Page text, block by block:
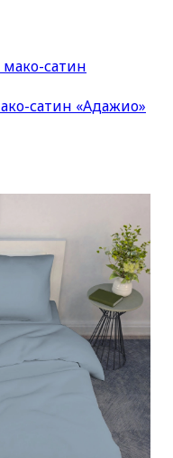
сатин «Адажио»